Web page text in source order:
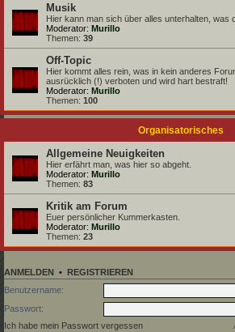
Musik
Hier kann man sich über alles unterhalten, was
Moderator: Murillo
Themen: 39
Off-Topic
Hier kommt alles rein, was in kein anderes
ausrücklich (!) verboten und wird hart bestraft!
Moderator: Murillo
Themen: 100
Organisatorisches
Allgemeine Neuigkeiten
Hier erfährt man, was hier so abgeht.
Moderator: Murillo
Themen: 83
Kritik am Forum
Euer persönlicher Kummerkasten.
Moderator: Murillo
Themen: 23
ANMELDEN • REGISTRIEREN
Benutzername:
Passwort:
Ich habe mein Passwort vergessen